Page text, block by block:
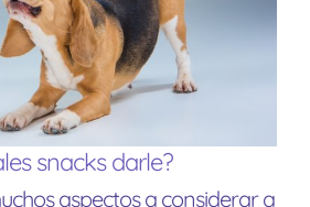
snacks darle?
aspectos a considerar a